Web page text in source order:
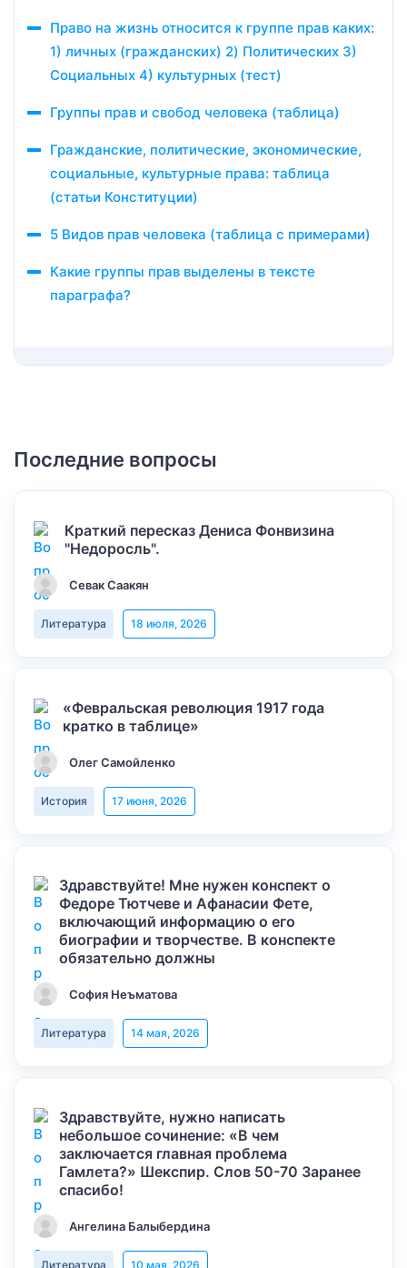
Право на жизнь относится к группе прав каких:
1) личных (гражданских) 2) Политических 3)
Социальных 4) культурных​ (тест)
Группы прав и свобод человека (таблица)
Гражданские, политические, экономические,
социальные, культурные права: таблица
(статьи Конституции)
5 Видов прав человека (таблица с примерами)
Какие группы прав выделены в тексте
параграфа?
Последние вопросы
Краткий пересказ Дениса Фонвизина
"Недоросль".
Севак Саакян
Литература 18 июля, 2026
«Февральская революция 1917 года
кратко в таблице»
Олег Самойленко
История 17 июня, 2026
Здравствуйте! Мне нужен конспект о
Федоре Тютчеве и Афанасии Фете,
включающий информацию о его
биографии и творчестве. В конспекте
обязательно должны
София Неъматова
Литература 14 мая, 2026
Здравствуйте, нужно написать
небольшое сочинение: «В чем
заключается главная проблема
Гамлета?» Шекспир. Слов 50-70 Заранее
спасибо!
Ангелина Балыбердина
Литература 10 мая, 2026